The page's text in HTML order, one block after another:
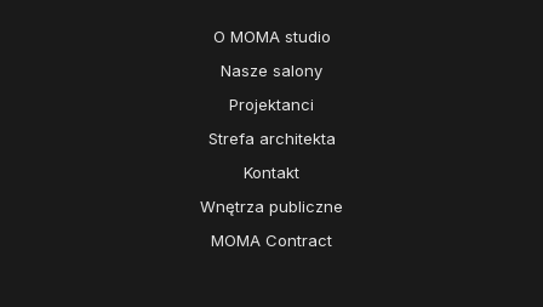
O MOMA studio
Nasze salony
Projektanci
Strefa architekta
Kontakt
Wnętrza publiczne
MOMA Contract